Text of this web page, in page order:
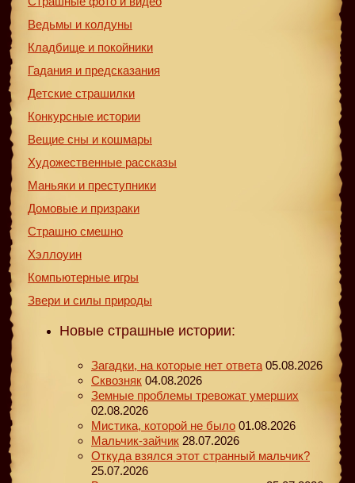
Ведьмы и колдуны
Кладбище и покойники
Гадания и предсказания
Детские страшилки
Конкурсные истории
Вещие сны и кошмары
Художественные рассказы
Маньяки и преступники
Домовые и призраки
Страшно смешно
Хэллоуин
Компьютерные игры
Звери и силы природы
Новые страшные истории:
Загадки, на которые нет ответа 05.08.2026
Сквозняк 04.08.2026
Земные проблемы тревожат умерших
02.08.2026
Мистика, которой не было 01.08.2026
Мальчик-зайчик 28.07.2026
Откуда взялся этот странный мальчик?
25.07.2026